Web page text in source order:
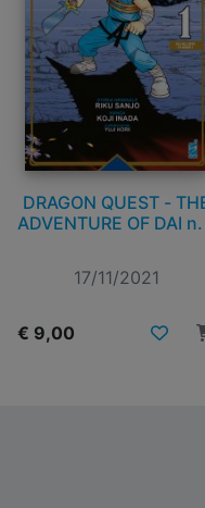
DRAGON QUEST -
ADVENTURE OF DAI
17/11/2021
€ 9,00